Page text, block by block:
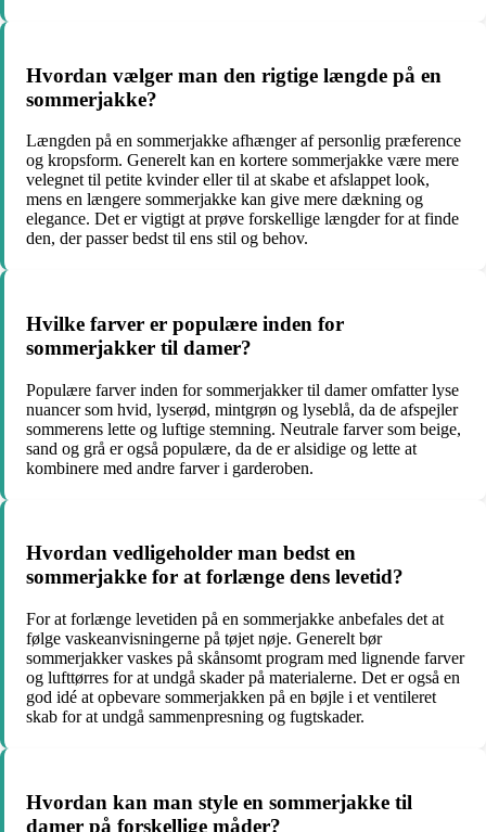
Hvordan vælger man den rigtige længde på en
sommerjakke?
Længden på en sommerjakke afhænger af personlig præference
og kropsform. Generelt kan en kortere sommerjakke være mere
velegnet til petite kvinder eller til at skabe et afslappet look,
mens en længere sommerjakke kan give mere dækning og
elegance. Det er vigtigt at prøve forskellige længder for at finde
den, der passer bedst til ens stil og behov.
Hvilke farver er populære inden for
sommerjakker til damer?
Populære farver inden for sommerjakker til damer omfatter lyse
nuancer som hvid, lyserød, mintgrøn og lyseblå, da de afspejler
sommerens lette og luftige stemning. Neutrale farver som beige,
sand og grå er også populære, da de er alsidige og lette at
kombinere med andre farver i garderoben.
Hvordan vedligeholder man bedst en
sommerjakke for at forlænge dens levetid?
For at forlænge levetiden på en sommerjakke anbefales det at
følge vaskeanvisningerne på tøjet nøje. Generelt bør
sommerjakker vaskes på skånsomt program med lignende farver
og lufttørres for at undgå skader på materialerne. Det er også en
god idé at opbevare sommerjakken på en bøjle i et ventileret
skab for at undgå sammenpresning og fugtskader.
Hvordan kan man style en sommerjakke til
damer på forskellige måder?